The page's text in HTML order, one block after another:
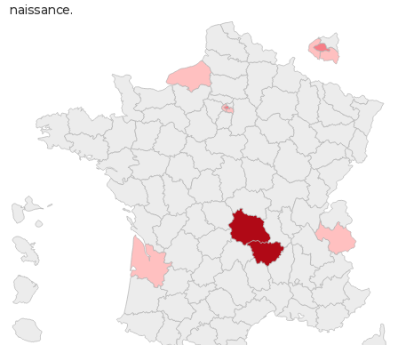
naissance.